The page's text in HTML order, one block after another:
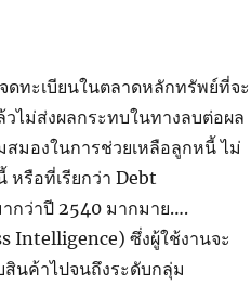
ทะเบียนในตลาดหลักทรัพย์ที่จะ
ไม่ส่งผลกระทบในทางลบต่อผล
สมองในการช่วยเหลือลูกหนี้ ไม่
หรือที่เรียกว่า Debt
กว่าปี 2540 มากมาย….
Intelligence) ซึ่งผู้ใช้งานจะ
นค้าไปจนถึงระดับกลุ่ม